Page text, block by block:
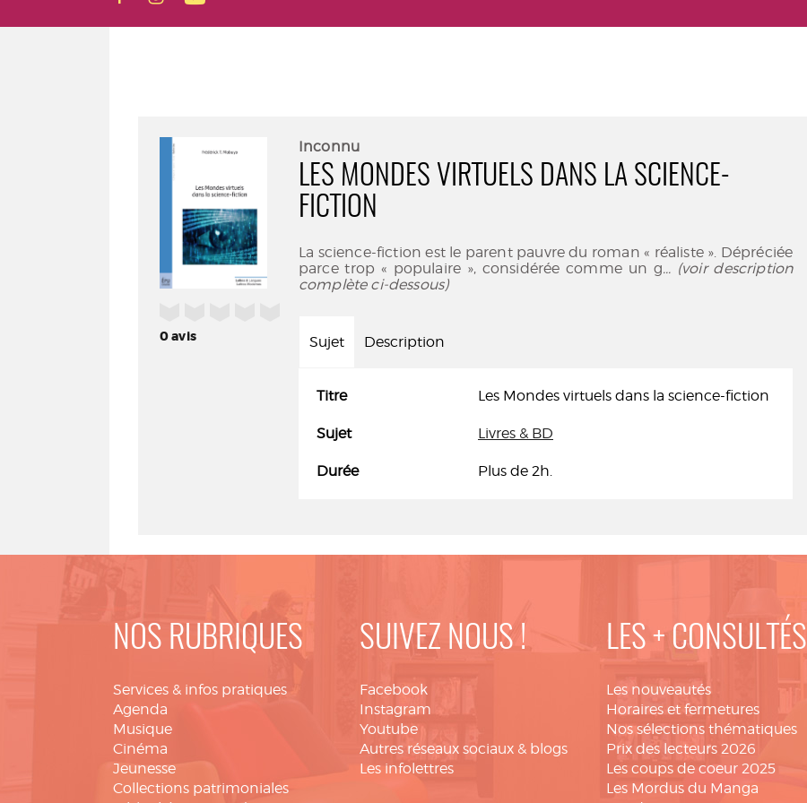
0avis
Inconnu
LES MONDES VIRTUELS DANS LA SCIENCE-
FICTION
La science-fiction est le parent pauvre du roman « réaliste ». Dépréciée
parce trop « populaire », considérée comme un g... (voir description
complète ci-dessous)
Sujet Description
Titre Les Mondes virtuels dans la science-fiction
Sujet Livres & BD
Durée Plus de 2h.
NOS RUBRIQUES
Services & infos pratiques
Agenda
Musique
Cinéma
Jeunesse
Collections patrimoniales
SUIVEZ NOUS !
Facebook
Instagram
Youtube
Autres réseaux sociaux & blogs
Les infolettres
LES + CONSULTÉS
Les nouveautés
Horaires et fermetures
Nos sélections thématiques
Prix des lecteurs 2026
Les coups de coeur 2025
Les Mordus du Manga